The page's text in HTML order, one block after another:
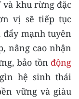
và khu rừng đặc
vị sẽ tiếp tục
mạnh tuyên
nâng cao nhận
bảo tồn động
hệ sinh thái
vững và giàu